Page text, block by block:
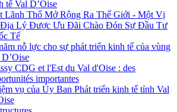
tế Val D’Oise
Lãnh Thổ Mở Rộng Ra Thế Giới - Một Vị
Lý Được Ưu Đãi Chào Đón Sự Đầu Tư
Tế
nỗ lực cho sự phát triển kinh tế của vùng
CDG et l'Est du Val d'Oise : des
importantes
vụ của Ủy Ban Phát triển kinh tế tỉnh Val